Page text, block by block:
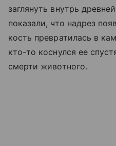
заглянуть внутрь
показали, что надрез
кость превратилась в
кто-то коснулся ее
смерти животного.